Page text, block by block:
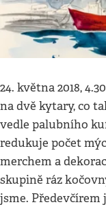
24. května 2018,
na dvě kytary, co
vedle palubního
redukuje počet
merchem a
skupině ráz
jsme. Předevčírem